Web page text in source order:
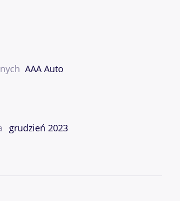
AAA Auto
grudzień 2023